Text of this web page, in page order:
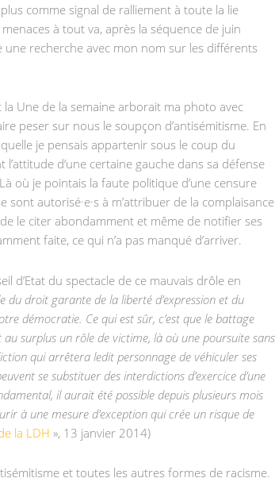
comme signal de ralliement à toute la lie
à tout va, après la séquence de juin
une recherche avec mon nom sur les différents
la Une de la semaine arborait ma photo avec
peser sur nous le soupçon d’antisémitisme. En
je pensais appartenir sous le coup du
d’une certaine gauche dans sa défense
où je pointais la faute politique d’une censure
sont autorisé·e·s à m’attribuer de la complaisance
le citer abondamment et même de notifier ses
faite, ce qui n’a pas manqué d’arriver.
d’Etat du spectacle de ce mauvais drôle en
droit garante de la liberté d’expression et du
démocratie. Ce qui est sûr, c’est que le battage
surplus un rôle de victime, là où une poursuite sans
qui arrêtera ledit personnage de véhiculer ses
se substituer des interdictions d’exercice d’une
il aurait été possible depuis plusieurs mois
à une mesure d’exception qui crée un risque de
la LDH », 13 janvier 2014)
et toutes les autres formes de racisme.